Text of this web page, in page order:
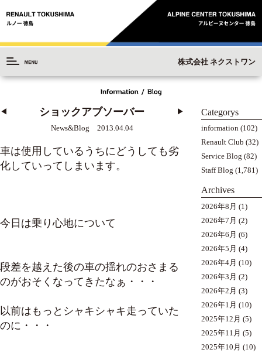
株式会社 ネクストワン
◀︎ ショックアブソーバー
News&Blog 2013.04.04
▶︎
車は使用しているうちにどうしても劣
化していってしまいます。
今日は乗り心地について
段差を越えた後の車の揺れのおさまる
のがおそくなってきたなぁ・・・
以前はもっとシャキシャキ走っていた
のに・・・
Categorys
information (102)
Renault Club (32)
Service Blog (82)
Staff Blog (1,781)
Archives
2026年8月 (1)
2026年7月 (2)
2026年6月 (6)
2026年5月 (4)
2026年4月 (10)
2026年3月 (2)
2026年2月 (3)
2026年1月 (10)
2025年12月 (5)
2025年11月 (5)
2025年10月 (10)